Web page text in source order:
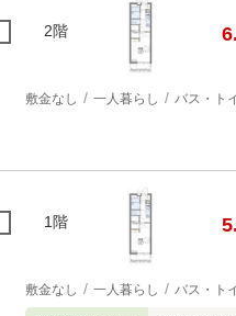
2階
敷金なし 一人暮らし バス・ト
1階
敷金なし 一人暮らし バス・ト